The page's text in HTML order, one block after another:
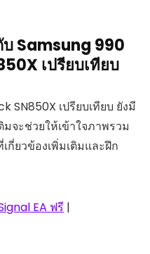
บ Samsung 990
เปรียบเทียบ
SN850X เปรียบเทียบ ยังมี
จะช่วยให้เข้าใจภาพรวม
ยวข้องเพิ่มเติมและฝึก
EA ฟรี |